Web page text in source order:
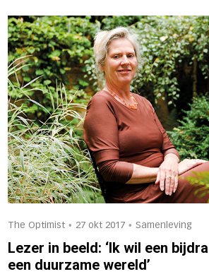
The Optimist • 27 okt 2017 • Samenleving
Lezer in beeld: ‘Ik wil een
een duurzame wereld’